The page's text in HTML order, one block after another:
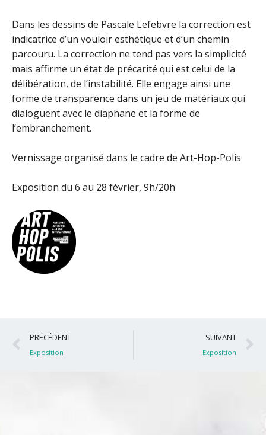
Dans les dessins de Pascale Lefebvre la correction est
indicatrice d’un vouloir esthétique et d’un chemin
parcouru. La correction ne tend pas vers la simplicité
mais affirme un état de précarité qui est celui de la
délibération, de l’instabilité. Elle engage ainsi une
forme de transparence dans un jeu de matériaux qui
dialoguent avec le diaphane et la forme de
l’embranchement.
Vernissage organisé dans le cadre de Art-Hop-Polis
Exposition du 6 au 28 février, 9h/20h
Précédent
PRÉCÉDENT
Exposition
SUIVANT
Exposition